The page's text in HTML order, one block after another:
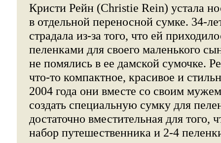
Кристи Рейн (Christie Rein) устала
в отдельной переносной сумке. 34-
страдала из-за того, что ей
пеленками для своего маленького
не помялись в ее дамской сумочке.
что-то компактное, красивое и
2004 года они вместе со своим
создать специальную сумку для
достаточно вместительная для того,
набор путешественника и 2-4